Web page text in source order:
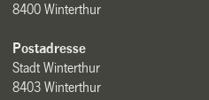
8400 Winterthur
Postadresse
Stadt Winterthur
8403 Winterthur